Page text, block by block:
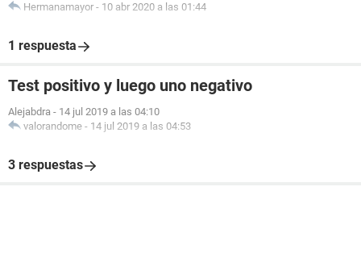
Hermanamayor - 10 abr 2020 a las 01:44
1 respuesta
Test positivo y luego uno negativo
Alejabdra - 14 jul 2019 a las 04:10
valorandome - 14 jul 2019 a las 04:53
3 respuestas